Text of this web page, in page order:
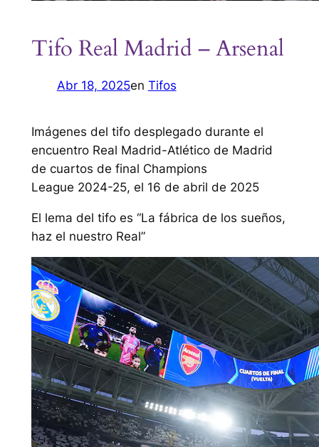
Tifo Real Madrid – Arsenal
Abr 18, 2025en Tifos
Imágenes del tifo desplegado durante el
encuentro Real Madrid-Atlético de Madrid
de cuartos de final Champions
League 2024-25, el 16 de abril de 2025
El lema del tifo es “La fábrica de los sueños,
haz el nuestro Real”